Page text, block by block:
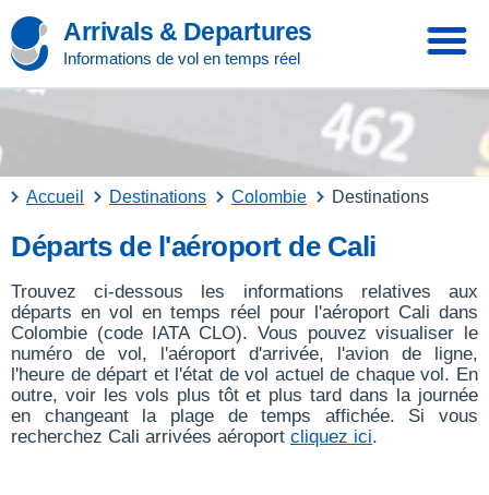
Arrivals & Departures
Informations de vol en temps réel
Accueil Destinations Colombie Destinations
Départs de l'aéroport de Cali
Trouvez ci-dessous les informations relatives aux
départs en vol en temps réel pour l'aéroport Cali dans
Colombie (code IATA CLO). Vous pouvez visualiser le
numéro de vol, l'aéroport d'arrivée, l'avion de ligne,
l'heure de départ et l'état de vol actuel de chaque vol. En
outre, voir les vols plus tôt et plus tard dans la journée
en changeant la plage de temps affichée. Si vous
recherchez Cali arrivées aéroport cliquez ici.